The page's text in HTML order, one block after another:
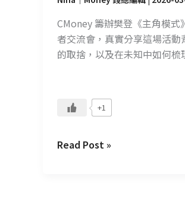
CMoney 籌辦樊登《主角模式
者交流會，真實分享這場活動
的取捨，以及在未知中如何梳
+1
背
後
的
真
策：
邀
Read Post »